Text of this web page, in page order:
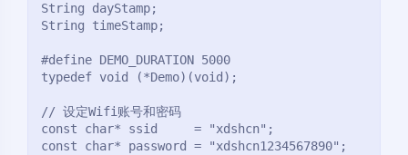
String dayStamp;
String timeStamp;
#define DEMO_DURATION 5000
typedef void (*Demo)(void);
// 设定Wifi账号和密码
const char* ssid     = "xdshcn";
const char* password = "xdshcn1234567890";